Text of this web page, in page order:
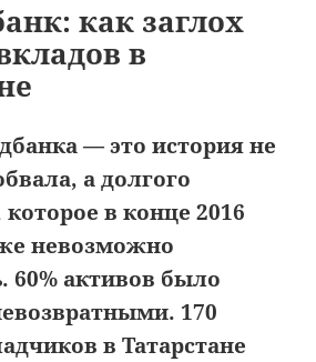
как заглох
в
— это история не
а долгого
в конце 2016
невозможно
60% активов было
170
в Татарстане